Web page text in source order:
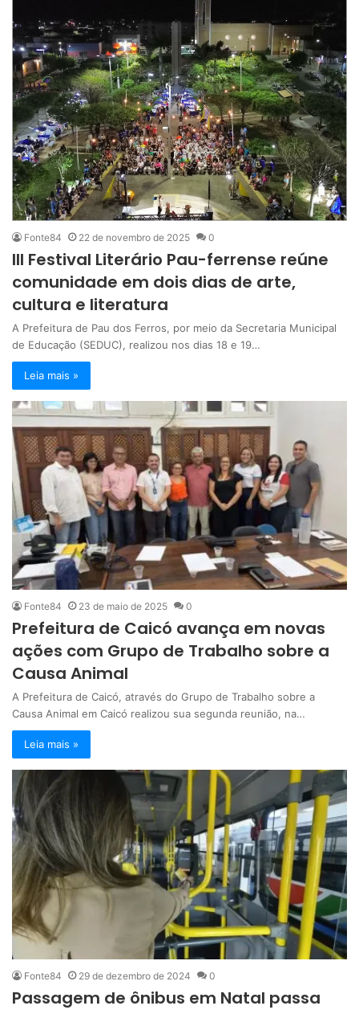
Fonte84 22 de novembro de 2025 0
III Festival Literário Pau-ferrense reúne
comunidade em dois dias de arte,
cultura e literatura
A Prefeitura de Pau dos Ferros, por meio da Secretaria Municipal
de Educação (SEDUC), realizou nos dias 18 e 19…
Leia mais »
Fonte84 23 de maio de 2025 0
Prefeitura de Caicó avança em novas
ações com Grupo de Trabalho sobre a
Causa Animal
A Prefeitura de Caicó, através do Grupo de Trabalho sobre a
Causa Animal em Caicó realizou sua segunda reunião, na…
Leia mais »
Fonte84 29 de dezembro de 2024 0
Passagem de ônibus em Natal passa